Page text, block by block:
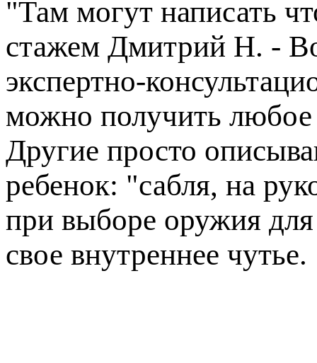
"Там могут написать
стажем Дмитрий Н. -
экспертно-
можно получить любое
Другие просто
ребенок: "сабля, на
при выборе оружия для
свое внутреннее чутье.